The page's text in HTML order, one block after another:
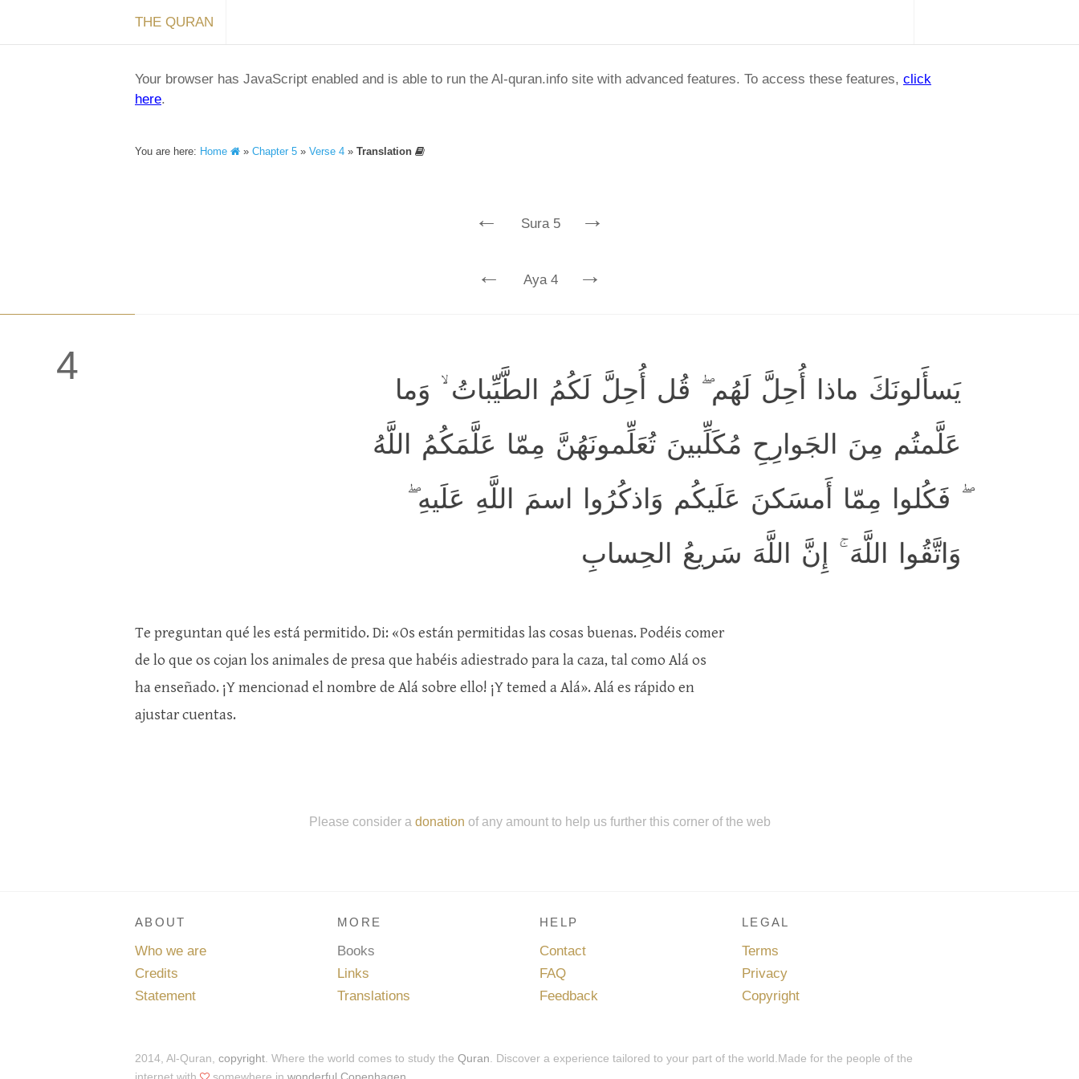
THE QURAN
Your browser has JavaScript enabled and is able to run the Al-quran.info site with advanced features. To access these features, click
here.
You are here: Home » Chapter 5 » Verse 4 » Translation
← Sura 5 →
← Aya 4 →
4
يَسأَلونَكَ ماذا أُحِلَّ لَهُم ۖ قُل أُحِلَّ لَكُمُ الطَّيِّباتُ ۙ وَما
عَلَّمتُم مِنَ الجَوارِحِ مُكَلِّبينَ تُعَلِّمونَهُنَّ مِمّا عَلَّمَكُمُ اللَّهُ
ۖ فَكُلوا مِمّا أَمسَكنَ عَلَيكُم وَاذكُرُوا اسمَ اللَّهِ عَلَيهِ ۖ
وَاتَّقُوا اللَّهَ ۚ إِنَّ اللَّهَ سَريعُ الحِسابِ
Te preguntan qué les está permitido. Di: «Os están permitidas las cosas buenas. Podéis comer
de lo que os cojan los animales de presa que habéis adiestrado para la caza, tal como Alá os
ha enseñado. ¡Y mencionad el nombre de Alá sobre ello! ¡Y temed a Alá». Alá es rápido en
ajustar cuentas.
Please consider a donation of any amount to help us further this corner of the web
ABOUT
Who we are
Credits
Statement
MORE
Books
Links
Translations
HELP
Contact
FAQ
Feedback
LEGAL
Terms
Privacy
Copyright
2014, Al-Quran, copyright . Where the world comes to study the Quran . Discover a experience tailored to your part of the world.Made for the people of the
internet with
somewhere in wonderful Copenhagen